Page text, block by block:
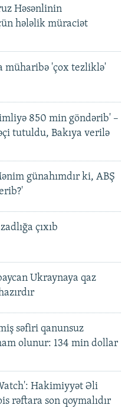
Həsənlinin
hələlik müraciət
müharibə 'çox tezliklə'
850 min göndərib' –
tutuldu, Bakıya verilə
günahımdır ki, ABŞ
çıxıb
Ukraynaya qaz
səfiri qanunsuz
olunur: 134 min dollar
Hakimiyyət Əli
rəftara son qoymalıdır